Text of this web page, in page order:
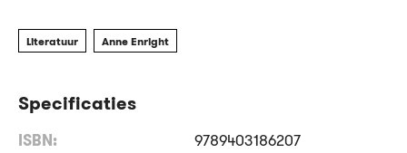
Literatuur Anne Enright
Specificaties
ISBN:
9789403186207